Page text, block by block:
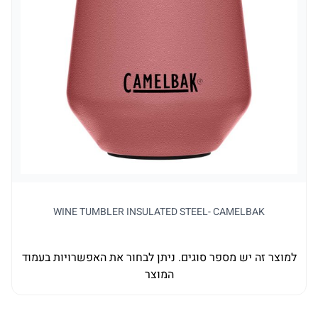
WINE TUMBLER INSULATED STEEL- CAMELBAK
למוצר זה יש מספר סוגים. ניתן לבחור את האפשרויות בעמוד
המוצר